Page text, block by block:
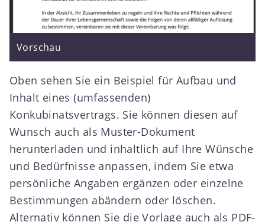
Vorschau
Oben sehen Sie ein Beispiel für Aufbau und
Inhalt eines (umfassenden)
Konkubinatsvertrags. Sie können diesen auf
Wunsch auch als Muster-Dokument
herunterladen und inhaltlich auf Ihre Wünsche
und Bedürfnisse anpassen, indem Sie etwa
persönliche Angaben ergänzen oder einzelne
Bestimmungen abändern oder löschen.
Alternativ können Sie die Vorlage auch als PDF-